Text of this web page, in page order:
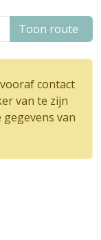
Toon route
contact
van te zijn
van